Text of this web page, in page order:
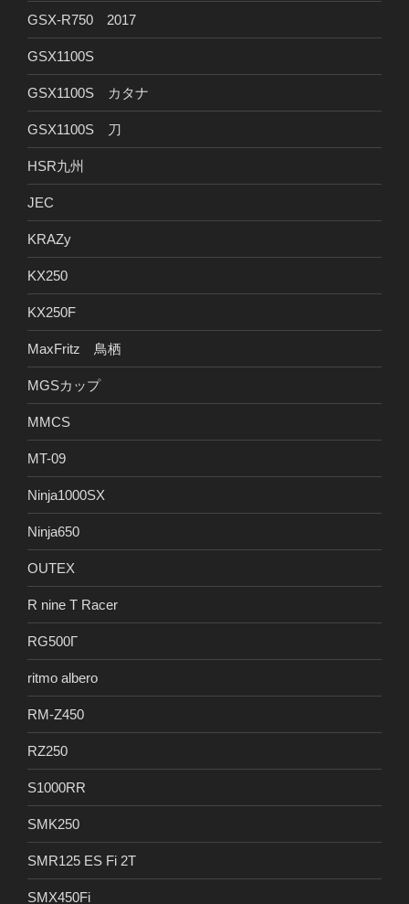
GSX-R750 2017
GSX1100S
GSX1100S カタナ
GSX1100S 刀
HSR九州
JEC
KRAZy
KX250
KX250F
MaxFritz 鳥栖
MGSカップ
MMCS
MT-09
Ninja1000SX
Ninja650
OUTEX
R nine T Racer
RG500Γ
ritmo albero
RM-Z450
RZ250
S1000RR
SMK250
SMR125 ES Fi 2T
SMX450Fi